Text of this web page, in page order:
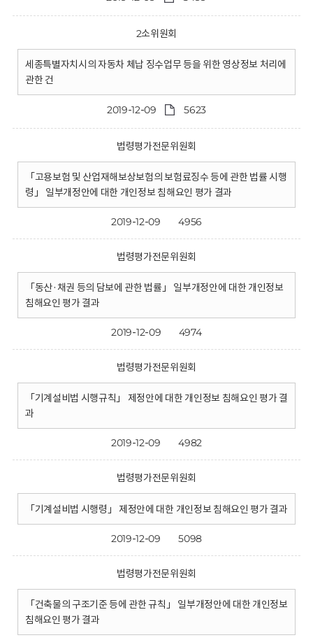
2소위원회
세종특별자치시의 자동차 체납 징수업무 등을 위한 영상정보 처리에
관한 건
2019-12-09 5623
법령평가전문위원회
「고용보험 및 산업재해보상보험의 보험료징수 등에 관한 법률 시행
령」 일부개정안에 대한 개인정보 침해요인 평가 결과
2019-12-09 4956
법령평가전문위원회
「동산·채권 등의 담보에 관한 법률」 일부개정안에 대한 개인정보
침해요인 평가 결과
2019-12-09 4974
법령평가전문위원회
「기계설비법 시행규칙」 제정안에 대한 개인정보 침해요인 평가 결
과
2019-12-09 4982
법령평가전문위원회
「기계설비법 시행령」 제정안에 대한 개인정보 침해요인 평가 결과
2019-12-09 5098
법령평가전문위원회
「건축물의 구조기준 등에 관한 규칙」 일부개정안에 대한 개인정보
침해요인 평가 결과